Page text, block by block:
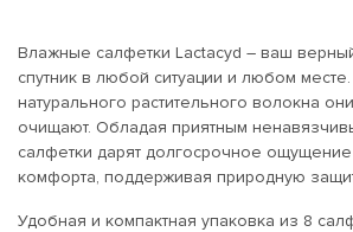
Влажные салфетки Lactacyd – ваш
спутник в любой ситуации и любом
натурального растительного волокна
очищают. Обладая приятным
салфетки дарят долгосрочное
комфорта, поддерживая природную
Удобная и компактная упаковка из 8